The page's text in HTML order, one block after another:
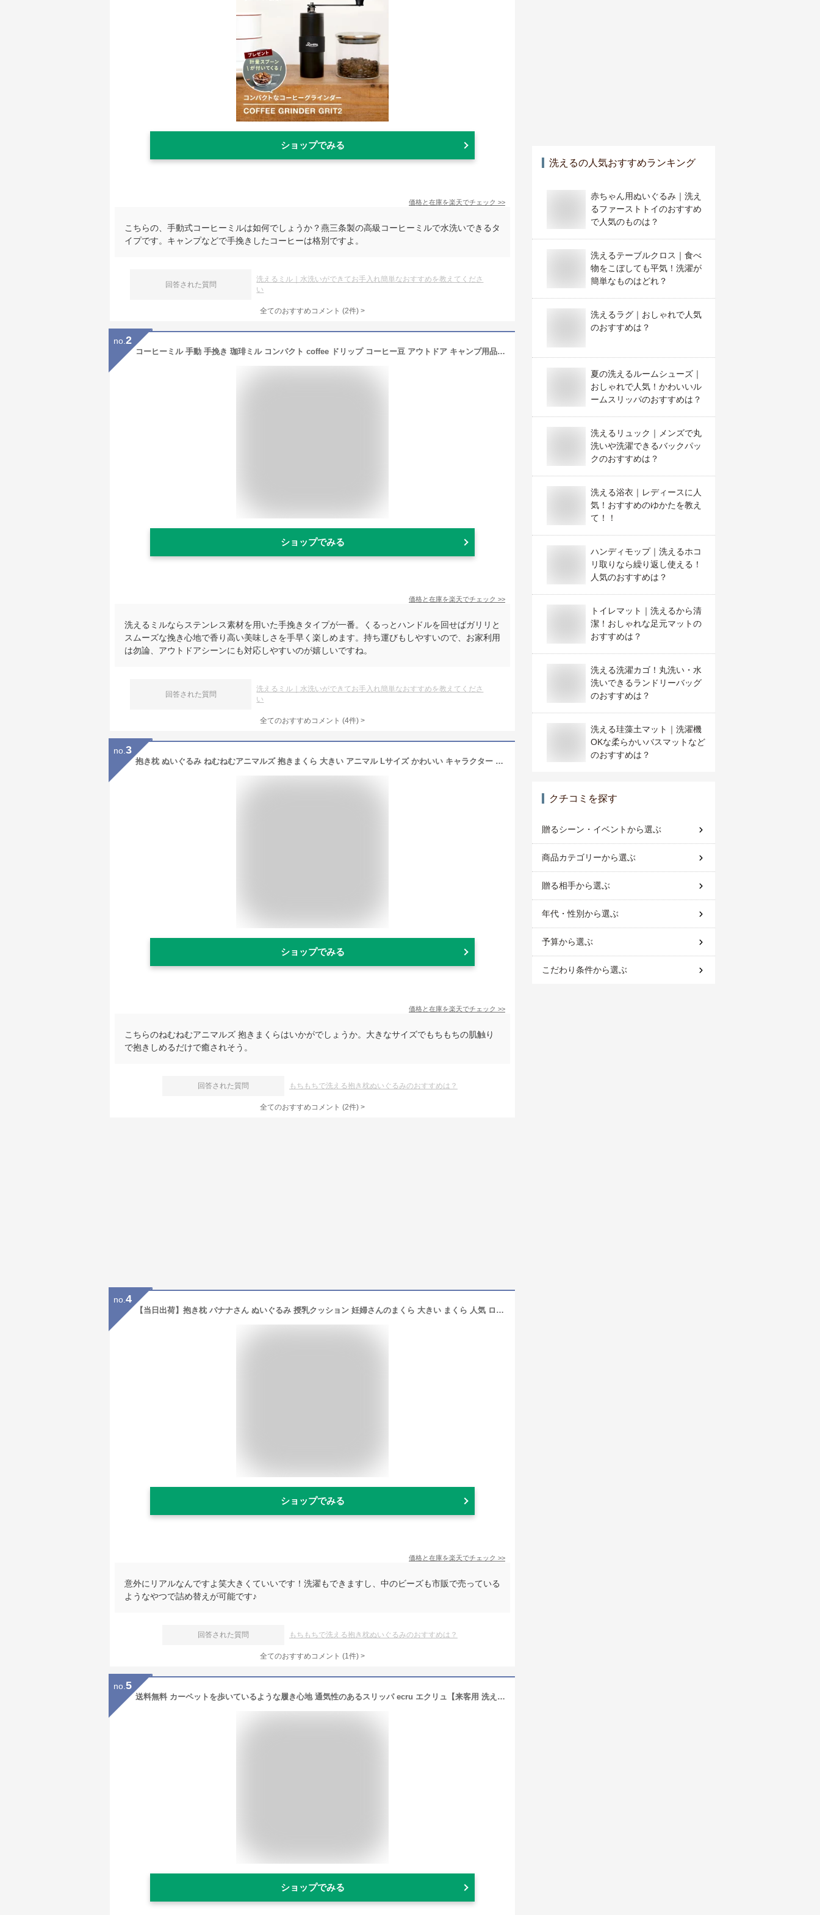
ショップでみる
価格と在庫を楽天でチェック >>
こちらの、手動式コーヒーミルは如何でしょうか？燕三条製の高級コーヒーミルで水洗いできるタ
イプです。キャンプなどで手挽きしたコーヒーは格別ですよ。
回答された質問
洗えるミル｜水洗いができてお手入れ簡単なおすすめを教えてくださ
い
全てのおすすめコメント (2件) >
no. 2
コーヒーミル 手動 手挽き 珈琲ミル コンパクト coffee ドリップ コーヒー豆 アウトドア キャンプ用品 ソロキャンプ コーヒーグッズ ステンレス 水洗い 洗える 珈琲 ミル 細挽き 粗挽き おしゃれ プレゼント 豆 から 挽く コーヒー グッズ おすすめ アルファックス
ショップでみる
価格と在庫を楽天でチェック >>
洗えるミルならステンレス素材を用いた手挽きタイプが一番。くるっとハンドルを回せばガリリと
スムーズな挽き心地で香り高い美味しさを手早く楽しめます。持ち運びもしやすいので、お家利用
は勿論、アウトドアシーンにも対応しやすいのが嬉しいですね。
回答された質問
洗えるミル｜水洗いができてお手入れ簡単なおすすめを教えてくださ
い
全てのおすすめコメント (4件) >
no. 3
抱き枕 ぬいぐるみ ねむねむアニマルズ 抱きまくら 大きい アニマル Lサイズ かわいい キャラクター 女の子 もちもち 大きめ ふわふわ パンダ プードル ゴリラ ネコ くま 犬 うさぎ 柴犬 パグ 猫 ねこ チワワ ダックス 人形 プレゼント ギフト 誕生日 贈り物 子供 クリスマス
ショップでみる
価格と在庫を楽天でチェック >>
こちらのねむねむアニマルズ 抱きまくらはいかがでしょうか。大きなサイズでもちもちの肌触り
で抱きしめるだけで癒されそう。
回答された質問 もちもちで洗える抱き枕ぬいぐるみのおすすめは？
全てのおすすめコメント (2件) >
no. 4
【当日出荷】抱き枕 バナナさん ぬいぐるみ 授乳クッション 妊婦さんのまくら 大きい まくら 人気 ロング枕 授乳クッション バナナクッション マクラ かわいい 大きな枕 かわいい枕 548040
ショップでみる
価格と在庫を楽天でチェック >>
意外にリアルなんですよ笑大きくていいです！洗濯もできますし、中のビーズも市販で売っている
ようなやつで詰め替えが可能です♪
回答された質問 もちもちで洗える抱き枕ぬいぐるみのおすすめは？
全てのおすすめコメント (1件) >
no. 5
送料無料 カーペットを歩いているような履き心地 通気性のあるスリッパ ecru エクリュ【来客用 洗える オールシーズン 室内履き ルームシューズ メンズ レディース トイレ オフィス リビング 病院 スリッパ カジュアル エコ リサイクル 履き心地 夏用 パイル】母の日
ショップでみる
洗えるの人気おすすめランキング
赤ちゃん用ぬいぐるみ｜洗え
るファーストトイのおすすめ
で人気のものは？
洗えるテーブルクロス｜食べ
物をこぼしても平気！洗濯が
簡単なものはどれ？
洗えるラグ｜おしゃれで人気
のおすすめは？
夏の洗えるルームシューズ｜
おしゃれで人気！かわいいル
ームスリッパのおすすめは？
洗えるリュック｜メンズで丸
洗いや洗濯できるバックパッ
クのおすすめは？
洗える浴衣｜レディースに人
気！おすすめのゆかたを教え
て！！
ハンディモップ｜洗えるホコ
リ取りなら繰り返し使える！
人気のおすすめは？
トイレマット｜洗えるから清
潔！おしゃれな足元マットの
おすすめは？
洗える洗濯カゴ！丸洗い・水
洗いできるランドリーバッグ
のおすすめは？
洗える珪藻土マット｜洗濯機
OKな柔らかいバスマットなど
のおすすめは？
クチコミを探す
贈るシーン・イベントから選ぶ
商品カテゴリーから選ぶ
贈る相手から選ぶ
年代・性別から選ぶ
予算から選ぶ
こだわり条件から選ぶ